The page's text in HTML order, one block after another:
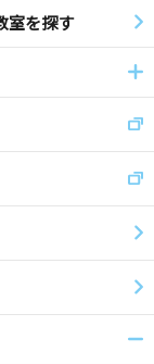
室を探す